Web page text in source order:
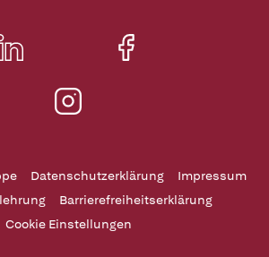
Datenschutzerklärung
Impressum
Barrierefreiheitserklärung
Cookie Einstellungen